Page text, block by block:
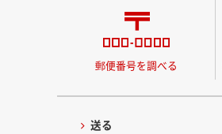
郵便番号を調べる
送る